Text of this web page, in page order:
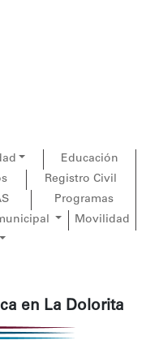
Educación
Registro Civil
Programas
Movilidad
en La Dolorita